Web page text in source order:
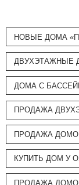
НОВЫЕ ДОМА
ДВУХЭТАЖНЫЕ
ДОМА С
ПРОДАЖА
ПРОДАЖА
КУПИТЬ ДОМ У
ПРОДАЖА